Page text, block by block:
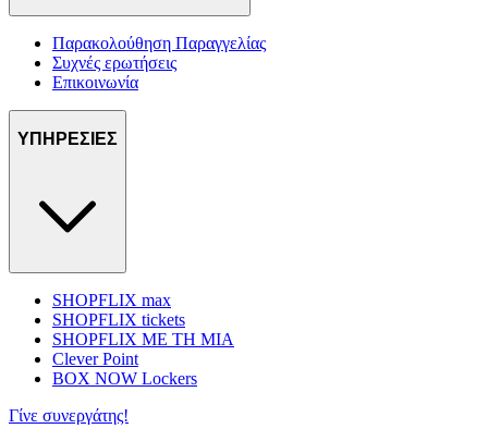
Παρακολούθηση Παραγγελίας
Συχνές ερωτήσεις
Επικοινωνία
ΥΠΗΡΕΣΙΕΣ
SHOPFLIX max
SHOPFLIX tickets
SHOPFLIX ΜΕ ΤΗ ΜΙΑ
Clever Point
BOX NOW Lockers
Γίνε συνεργάτης!